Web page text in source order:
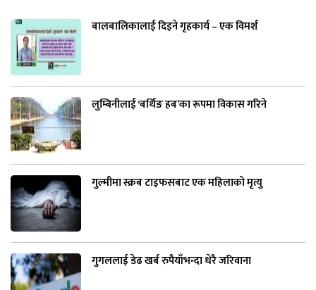
बालबालिकालाई दिइने गृहकार्य – एक विमर्श
लुम्बिनीलाई ‘बर्थिङ हब’का रूपमा विकास गरिने
गुल्मीमा स्क्रब टाइफसबाट एक महिलाको मृत्यु
गुगललाई डेढ खर्ब रुपैयाँभन्दा धेरै जरिवाना